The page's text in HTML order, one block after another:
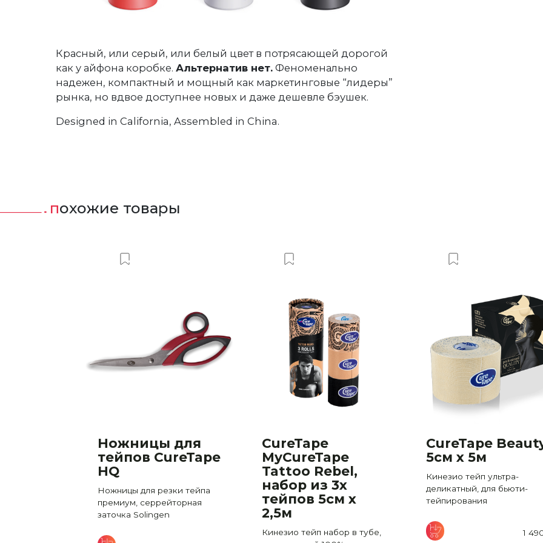
Красный, или серый, или белый цвет в потрясающей дорогой
как у айфона коробке. Альтернатив нет. Феноменально
надежен, компактный и мощный как маркетинговые “лидеры”
рынка, но вдвое доступнее новых и даже дешевле бэушек.
Designed in California, Assembled in China.
похожие товары
Ножницы для
тейпов CureTape
HQ
Ножницы для резки тейпа
премиум, серрейторная
заточка Solingen
CureTape
MyCureTape
Tattoo Rebel,
набор из 3х
тейпов 5см х
2,5м
Кинезио тейп набор в тубе,
CureTape
5см x 5м
Кинезио тейп ультра-
деликатный, для бьюти-
тейпирования
1